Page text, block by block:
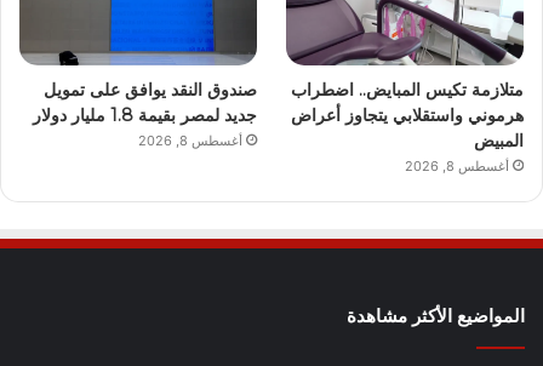
متلازمة تكيس المبايض.. اضطراب
هرموني واستقلابي يتجاوز أعراض
المبيض
أغسطس 8, 2026
صندوق النقد يوافق على تمويل
جديد لمصر بقيمة 1.8 مليار دولار
أغسطس 8, 2026
المواضيع الأكثر مشاهدة